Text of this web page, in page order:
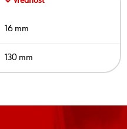
16 mm
130 mm